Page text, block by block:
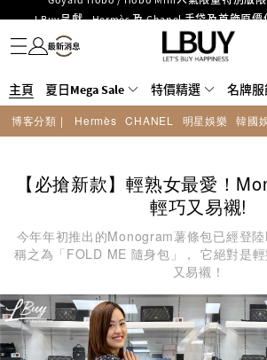
LBuy呈獻 - Hermès 及 Chanel 手袋及首飾原價
LBuy Nintendo Switch / Nintendo Switch 2 正規商
426號舖！
MOKO 1樓175號鋪旗艦店特設名牌Hermès、
購物滿HKD500即享免運費
LBuy獲香港知識產權署頒發2026《正版
LBuy MEGA SALE 精選名牌手袋及小
名牌服飾
潮流服飾
童裝
護膚美妝
香水香薰
個人護理
母嬰護理
遊戲及精品玩具
文儀用品
家居生活
電子產品
美食
醫藥保健
運動與戶外用品
主頁 夏日Mega Sale 特價精選 名牌服
博客分類 | Hermès CHANEL 明星娛樂 韓國
【必搶新款】輕熟女最愛！
輕巧又易襯!
今年年初推出的Monogram薯條包已經登
稱之為「FOLD ME 隨身包」， 它絕對是
又易襯！